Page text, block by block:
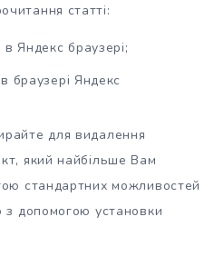
статті:
Яндекс браузері;
браузері Яндекс
для видалення
який найбільше Вам
стандартних можливостей
з допомогою установки